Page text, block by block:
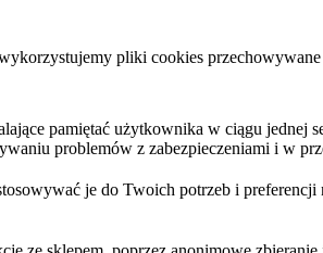
pliki cookies
pamiętać użytkownika w ciągu jednej
problemów z zabezpieczeniami i w
je do Twoich potrzeb i